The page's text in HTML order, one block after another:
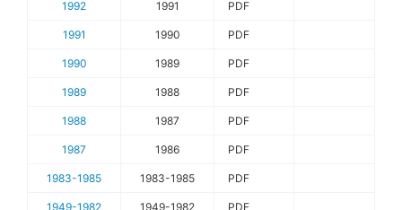
1992 1991 PDF
1991 1990 PDF
1990 1989 PDF
1989 1988 PDF
1988 1987 PDF
1987 1986 PDF
1983-1985 1983-1985 PDF
1949-1982 1949-1982 PDF